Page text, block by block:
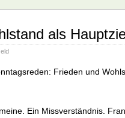
als
Frieden und
Ein Missverständnis.